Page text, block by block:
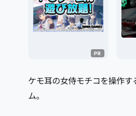
ケモ耳の女侍モチコを操作す
ム。